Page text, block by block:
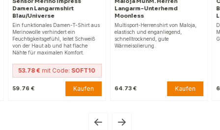
T-Shirt aus
ein
leitet Schweiß
hat flache
Komfort.
SOFT10
Kaufen
Langarm-Unterhemd
Multisport-Herrenshirt von Maloja,
elastisch und enganliegend,
schnelltrocknend, gute
Wärmeisolierung.
64.73 € Kaufen
Baselayer Damen
Langarmshirt
Damen-Langarmshirt,
Merinowollmischung,
Gewebe, hoher Kragen
64.89 €